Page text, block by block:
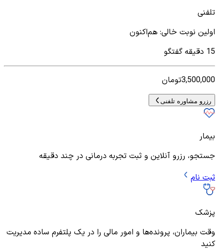
تلفنی
اولین نوبت خالی: هم‌اکنون
15 دقیقه گفتگو
3,500,000تومان
رزرو مشاوره تلفنی
بیمار
جستجو، رزرو آنلاین و ثبت تجربه درمانی در چند دقیقه
ثبت نام
پزشک
وقت بیماران، پرونده‌ها و امور مالی را در یک پلتفرم ساده مدیریت
کنید